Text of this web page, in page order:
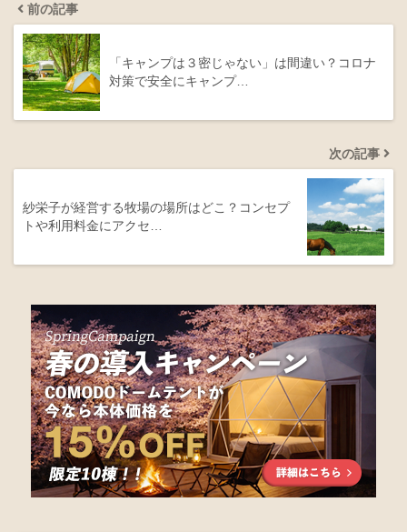
前の記事
「キャンプは３密じゃない」は間違い？コロナ
対策で安全にキャンプ…
次の記事
紗栄子が経営する牧場の場所はどこ？コンセプ
トや利用料金にアクセ…